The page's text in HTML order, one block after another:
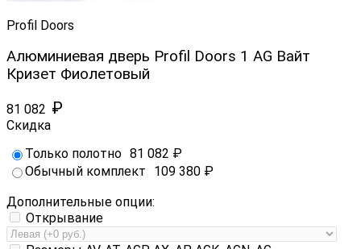
Profil Doors
Алюминиевая дверь Profil Doors 1 AG Вайт
Кризет Фиолетовый
81 082 ₽
Скидка
Только полотно 81 082 ₽
Обычный комплект
109 380 ₽
Дополнительные опции:
Открывание